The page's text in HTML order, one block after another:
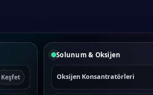
Keşfet
Solunum & Oksijen
Oksijen Konsantratörleri